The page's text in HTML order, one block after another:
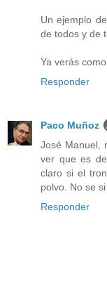
Un ejemplo
de todos y de
Ya verás
Responder
Paco Muñoz
José Manuel,
ver que es
claro si el
polvo. No se
Responder